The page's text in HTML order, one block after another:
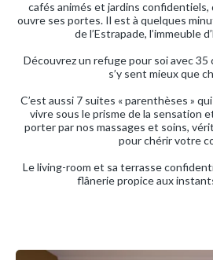
cafés animés et jardins confidentiels,
ouvre ses portes. Il est à quelques
de l’Estrapade, l’immeuble
Découvrez un refuge pour soi avec
s’y sent mieux que
C’est aussi 7 suites « parenthèses »
vivre sous le prisme de la sensation
porter par nos massages et soins,
pour chérir votre
Le living-room et sa terrasse
flânerie propice aux